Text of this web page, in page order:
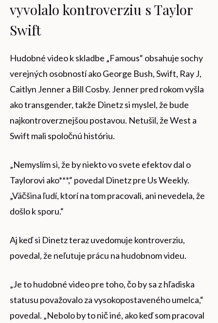
vyvolalo kontroverziu s Taylor
Swift
Hudobné video k skladbe „Famous“ obsahuje sochy
verejných osobností ako George Bush, Swift, Ray J,
Caitlyn Jenner a Bill Cosby. Jenner pred rokom vyšla
ako transgender, takže Dinetz si myslel, že bude
najkontroverznejšou postavou. Netušil, že West a
Swift mali spoločnú históriu.
„Nemyslím si, že by niekto vo svete efektov dal o
Taylorovi ako***,“ povedal Dinetz pre Us Weekly.
„Väčšina ľudí, ktorí na tom pracovali, ani nevedela, že
došlo k sporu.“
Aj keď si Dinetz teraz uvedomuje kontroverziu,
povedal, že neľutuje prácu na hudobnom videu.
„Je to hudobné video pre toho, čo by sa z hľadiska
statusu považovalo za vysokopostaveného umelca,“
povedal. „Nebolo by to nič iné, ako keď som pracoval